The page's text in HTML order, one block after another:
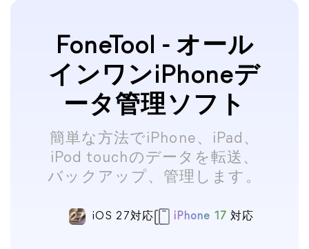
FoneTool - オール
インワンiPhoneデ
ータ管理ソフト
簡単な方法でiPhone、iPad、
iPod touchのデータを転送、
バックアップ、管理します。
iOS 27対応 iPhone 17 対応